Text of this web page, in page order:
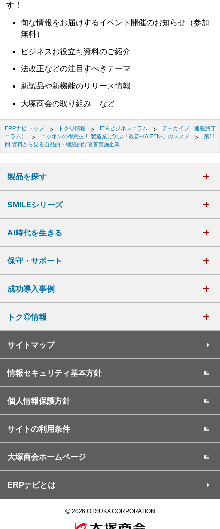
す！
旬な情報をお届けするイベント開催のお知らせ（参加
無料）
ビジネスお役立ち資料のご紹介
法改正などの注目すべきテーマ
新製品や新機能のリリース情報
大塚商会の取り組み など
ERPナビ トップ トク◎情報 IT＆ビジネスコラム
アーカイブ（連載終了
コラム）
ニッポンの得意技！ 製造業に学ぶ「改善-KAIZEN-」のススメ
第11
回 資料から見る自発的・継続的な改善実施企業
製品を探す
SMILEシリーズ
AI時代を生きる
保守・サポート
成功導入事例
トク◎情報
サイトマップ
情報セキュリティ基本方針
個人情報保護方針
サイトの利用条件
大塚商会ホームページ
ERPナビとは
©2026 OTSUKA CORPORATION